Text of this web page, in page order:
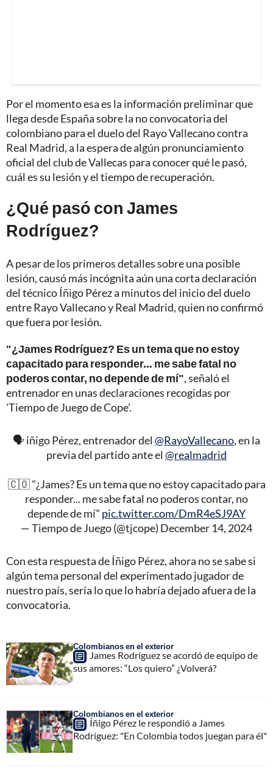
Por el momento esa es la información preliminar que
llega desde España sobre la no convocatoria del
colombiano para el duelo del Rayo Vallecano contra
Real Madrid, a la espera de algún pronunciamiento
oficial del club de Vallecas para conocer qué le pasó,
cuál es su lesión y el tiempo de recuperación.
¿Qué pasó con James
Rodríguez?
A pesar de los primeros detalles sobre una posible
lesión, causó más incógnita aún una corta declaración
del técnico Íñigo Pérez a minutos del inicio del duelo
entre Rayo Vallecano y Real Madrid, quien no confirmó
que fuera por lesión.
"¿James Rodríguez? Es un tema que no estoy
capacitado para responder... me sabe fatal no
poderos contar, no depende de mí", señaló el
entrenador en unas declaraciones recogidas por
'Tiempo de Juego de Cope'.
🗣️ iñigo Pérez, entrenador del @RayoVallecano, en la
previa del partido ante el @realmadrid
🇨🇴 "¿James? Es un tema que no estoy capacitado para
responder... me sabe fatal no poderos contar, no
depende de mí" pic.twitter.com/DmR4eSJ9AY
— Tiempo de Juego (@tjcope) December 14, 2024
Con esta respuesta de Íñigo Pérez, ahora no se sabe si
algún tema personal del experimentado jugador de
nuestro país, sería lo que lo habría dejado afuera de la
convocatoria.
Colombianos en el exterior
James Rodríguez se acordó de equipo de
sus amores: “Los quiero” ¿Volverá?
Colombianos en el exterior
Íñigo Pérez le respondió a James
Rodríguez: "En Colombia todos juegan para él"